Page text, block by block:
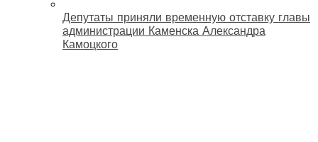
Депутаты приняли временную отставку главы
администрации Каменска Александра
Камоцкого